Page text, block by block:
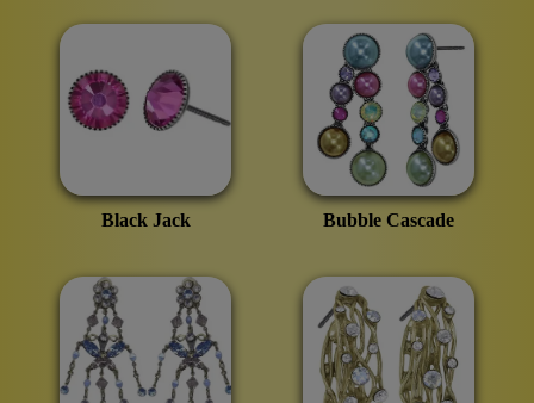
Black Jack Bubble Cascade